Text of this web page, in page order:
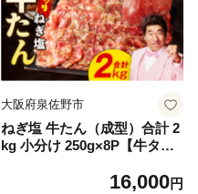
大阪府泉佐野市
ねぎ塩 牛たん（成型）合計 2
kg 小分け 250g×8P【牛タン
16,000円